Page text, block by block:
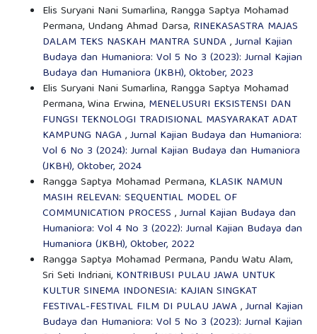
Elis Suryani Nani Sumarlina, Rangga Saptya Mohamad
Permana, Undang Ahmad Darsa, RINEKASASTRA MAJAS
DALAM TEKS NASKAH MANTRA SUNDA,Jurnal Kajian
Budaya dan Humaniora: Vol 5 No 3 (2023): Jurnal Kajian
Budaya dan Humaniora (JKBH), Oktober, 2023
Elis Suryani Nani Sumarlina, Rangga Saptya Mohamad
Permana, Wina Erwina, MENELUSURI EKSISTENSI DAN
FUNGSI TEKNOLOGI TRADISIONAL MASYARAKAT ADAT
KAMPUNG NAGA,Jurnal Kajian Budaya dan Humaniora:
Vol 6 No 3 (2024): Jurnal Kajian Budaya dan Humaniora
(JKBH), Oktober, 2024
Rangga Saptya Mohamad Permana, KLASIK NAMUN
MASIH RELEVAN: SEQUENTIAL MODEL OF
COMMUNICATION PROCESS ,Jurnal Kajian Budaya dan
Humaniora: Vol 4 No 3 (2022): Jurnal Kajian Budaya dan
Humaniora (JKBH), Oktober, 2022
Rangga Saptya Mohamad Permana, Pandu Watu Alam,
Sri Seti Indriani, KONTRIBUSI PULAU JAWA UNTUK
KULTUR SINEMA INDONESIA: KAJIAN SINGKAT
FESTIVAL-FESTIVAL FILM DI PULAU JAWA,Jurnal Kajian
Budaya dan Humaniora: Vol 5 No 3 (2023): Jurnal Kajian